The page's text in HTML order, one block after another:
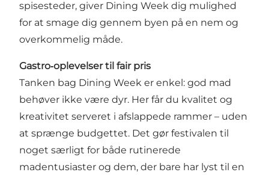
spisesteder, giver Dining Week dig mulighed
for at smage dig gennem byen på en nem og
overkommelig måde.
Gastro‑oplevelser til fair pris
Tanken bag Dining Week er enkel: god mad
behøver ikke være dyr. Her får du kvalitet og
kreativitet serveret i afslappede rammer – uden
at sprænge budgettet. Det gør festivalen til
noget særligt for både rutinerede
madentusiaster og dem, der bare har lyst til en